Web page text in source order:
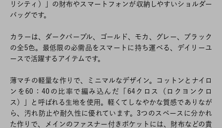
リシティ）」の財布やスマートフォンが収納しやすいショルダー
バッグです。
カラーは、ダークパープル、ゴールド、モカ、グレー、ブラック
の全5色。最低限の必需品をスマートに持ち運べる、デイリーユ
ースで活躍するアイテムです。
薄マチの軽量な作りで、ミニマルなデザイン。コットンとナイロ
ンを60：40の比率で編み込んだ「64クロス（ロクヨンクロ
ス）」と呼ばれる生地を使用。軽くてしなやかな質感でありなが
ら、汚れ防止や耐久性に優れています。3つのスペースに分かれ
た作りで、メインのファスナー付きポケットには、財布などの貴